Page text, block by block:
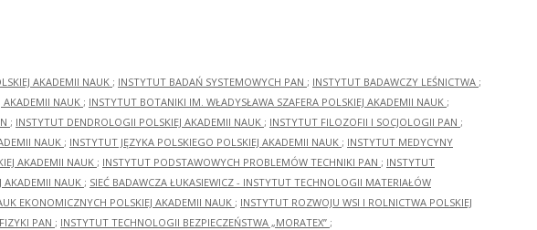
AKADEMII NAUK ; INSTYTUT BADAŃ SYSTEMOWYCH PAN ; INSTYTUT BADAWCZY LEŚNICTWA ;
AKADEMII NAUK ; INSTYTUT BOTANIKI IM. WŁADYSŁAWA SZAFERA POLSKIEJ AKADEMII NAUK ;
; INSTYTUT DENDROLOGII POLSKIEJ AKADEMII NAUK ; INSTYTUT FILOZOFII I SOCJOLOGII PAN ;
NAUK ; INSTYTUT JĘZYKA POLSKIEGO POLSKIEJ AKADEMII NAUK ; INSTYTUT MEDYCYNY
AKADEMII NAUK ; INSTYTUT PODSTAWOWYCH PROBLEMÓW TECHNIKI PAN ; INSTYTUT
AKADEMII NAUK ; SIEĆ BADAWCZA ŁUKASIEWICZ - INSTYTUT TECHNOLOGII MATERIAŁÓW
EKONOMICZNYCH POLSKIEJ AKADEMII NAUK ; INSTYTUT ROZWOJU WSI I ROLNICTWA POLSKIEJ
PAN ; INSTYTUT TECHNOLOGII BEZPIECZEŃSTWA „MORATEX” ;